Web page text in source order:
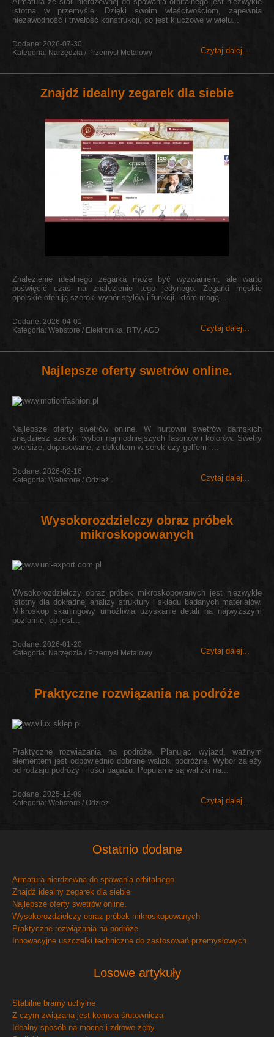
istotna w przemyśle. Dzięki swoim właściwościom, zapewnia
niezawodność i trwałość konstrukcji, co jest kluczowe w wielu...
Czytaj dalej...
Dodane: 2026-07-30
Kategoria: Narzędzia / Przemysł Metalowy
Znajdź idealny zegarek dla siebie
Znalezienie idealnego zegarka może być wyzwaniem, ale warto
poświęcić czas na znalezienie tego jedynego. Zegarki męskie
opolskie oferują szeroki wybór stylów i funkcji, które mogą...
Czytaj dalej...
Dodane: 2026-04-01
Kategoria: Webstore / Elektronika, RTV, AGD
Najlepsze oferty swetrów online.
Najlepsze oferty swetrów online. W hurtowni swetrów damskich
znajdziesz szeroki wybór najmodniejszych fasonów i kolorów. Swetry
oversize, dopasowane, z dekoltem w serek czy golfem -...
Czytaj dalej...
Dodane: 2026-02-16
Kategoria: Webstore / Odzież
Wysokorozdzielczy obraz próbek
mikroskopowanych
Wysokorozdzielczy obraz próbek mikroskopowanych jest niezwykle
istotny dla dokładnej analizy struktury i składu badanych materiałów.
Mikroskop skaningowy umożliwia uzyskanie detali na najwyższym
poziomie, co jest...
Czytaj dalej...
Dodane: 2026-01-20
Kategoria: Narzędzia / Przemysł Metalowy
Praktyczne rozwiązania na podróże
Praktyczne rozwiązania na podróże. Planując wyjazd, ważnym
elementem jest odpowiednio dobrane walizki podróżne. Wybór zależy
od rodzaju podróży i ilości bagażu. Popularne są walizki na...
Czytaj dalej...
Dodane: 2025-12-09
Kategoria: Webstore / Odzież
Ostatnio dodane
Armatura nierdzewna do spawania orbitalnego
Znajdź idealny zegarek dla siebie
Najlepsze oferty swetrów online.
Wysokorozdzielczy obraz próbek mikroskopowanych
Praktyczne rozwiązania na podróże
Innowacyjne uszczelki techniczne do zastosowań przemysłowych
Losowe artykuły
Stabilne bramy uchylne
Z czym związana jest komora śrutownicza
Idealny sposób na mocne i zdrowe zęby.